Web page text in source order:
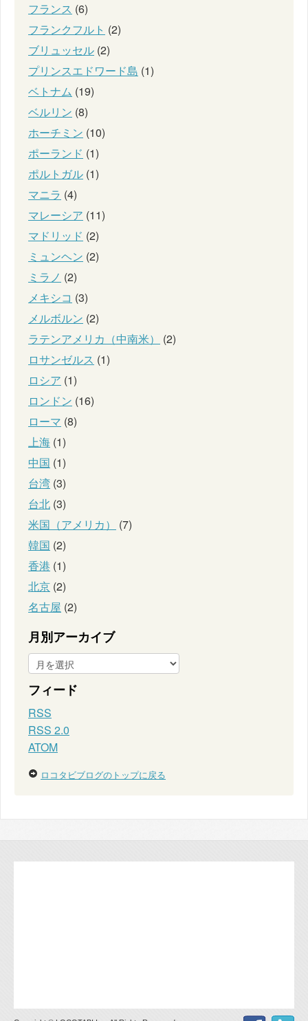
フランス (6)
フランクフルト (2)
ブリュッセル (2)
プリンスエドワード島 (1)
ベトナム (19)
ベルリン (8)
ホーチミン (10)
ポーランド (1)
ポルトガル (1)
マニラ (4)
マレーシア (11)
マドリッド (2)
ミュンヘン (2)
ミラノ (2)
メキシコ (3)
メルボルン (2)
ラテンアメリカ（中南米）
(2)
ロサンゼルス (1)
ロシア (1)
ロンドン (16)
ローマ (8)
上海 (1)
中国 (1)
台湾 (3)
台北 (3)
米国（アメリカ）
(7)
韓国 (2)
香港 (1)
北京 (2)
名古屋 (2)
月別アーカイブ
フィード
RSS
RSS 2.0
ATOM
ロコタビブログのトップに戻る